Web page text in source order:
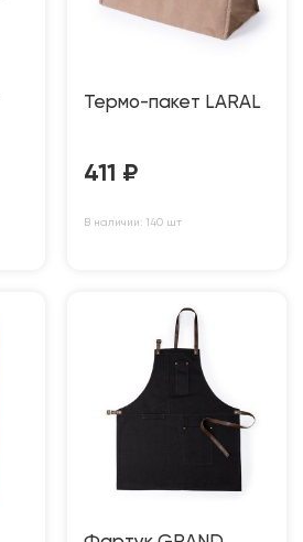
Термо-пакет LARAL
411 ₽
В наличии: 140 шт